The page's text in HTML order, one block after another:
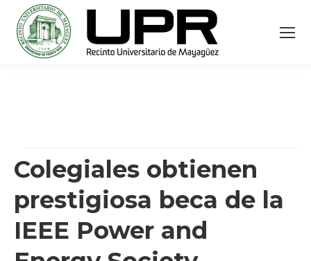
Colegiales obtienen
prestigiosa beca de la
IEEE Power and